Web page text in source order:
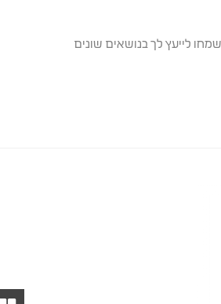
לייעץ לך בנושאים שונים